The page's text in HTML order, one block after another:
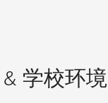
学校环境